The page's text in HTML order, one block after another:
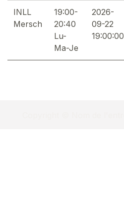
INLL
Mersch
19:00-
20:40
Lu-
Ma-Je
2026-
09-22
19:00:00